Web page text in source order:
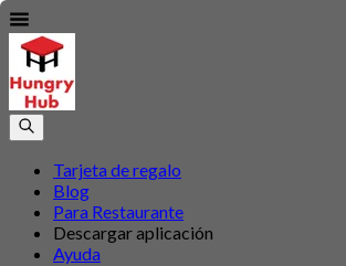
Tarjeta de regalo
Blog
Para Restaurante
Descargar aplicación
Ayuda